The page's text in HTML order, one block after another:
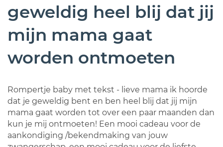
geweldig heel blij dat jij
mijn mama gaat
worden ontmoeten
Rompertje baby met tekst - lieve mama ik hoorde
dat je geweldig bent en ben heel blij dat jij mijn
mama gaat worden tot over een paar maanden dan
kun je mij ontmoeten! Een mooi cadeau voor de
aankondiging /bekendmaking van jouw